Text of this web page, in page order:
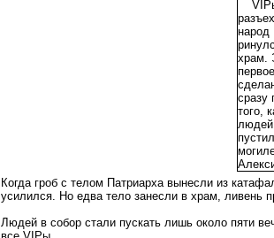
Когда гроб с телом Патриарха вынесли из
усилился. Но едва тело занесли в храм, ливень
Людей в собор стали пускать лишь около пяти